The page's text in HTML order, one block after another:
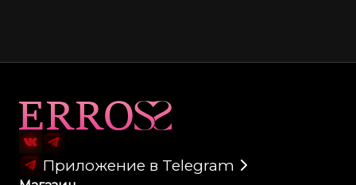
Приложение в Telegram
Карта сайта